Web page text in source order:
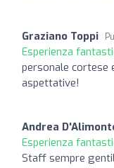
Graziano Toppi
Esperienza
personale cortese
aspettative!
Andrea
Esperienza
Staff sempre